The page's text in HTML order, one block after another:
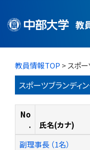
教
教員情報TOP > スポ
スポーツブランディ
No
.
氏名(カナ)
副理事長 （1名）